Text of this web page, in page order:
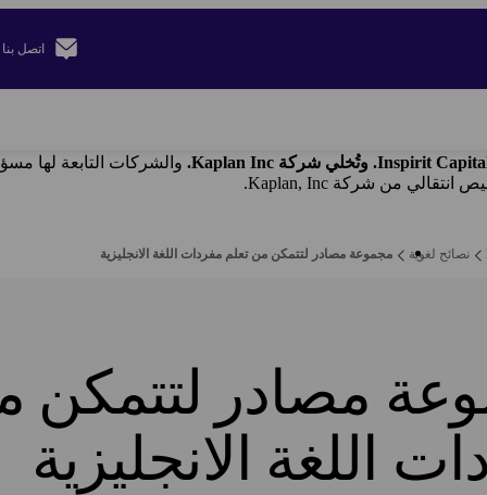
اتصل بنا
والشركات التابعة لها
نصائح لغوية مجموعة مصادر لتتمكن من تعلم مفردات اللغة الانجليزية
مصادر لتتمكن
اللغة الانجليزية